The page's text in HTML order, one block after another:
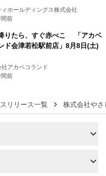
ィホールディングス株式会社
前
りたら、すぐ赤べこ 「アカベ
ド会津若松駅前店」8月8日(土)
社アカベコランド
前
リリース一覧 株式会社やさ